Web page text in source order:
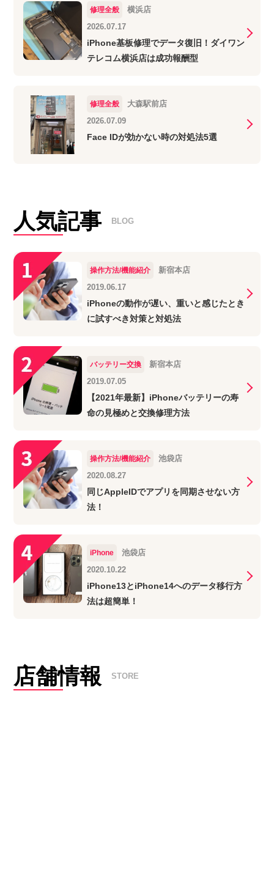
修理全般
横浜店
2026.07.17
iPhone基板修理でデータ復旧！ダイワン
テレコム横浜店は成功報酬型
修理全般
大森駅前店
2026.07.09
Face IDが効かない時の対処法5選
人気記事 BLOG
操作方法/機能紹介
新宿本店
2019.06.17
iPhoneの動作が遅い、重いと感じたとき
に試すべき対策と対処法
バッテリー交換
新宿本店
2019.07.05
【2021年最新】iPhoneバッテリーの寿
命の見極めと交換修理方法
操作方法/機能紹介
池袋店
2020.08.27
同じAppleIDでアプリを同期させない方
法！
iPhone
池袋店
2020.10.22
iPhone13とiPhone14へのデータ移行方
法は超簡単！
店舗情報 STORE